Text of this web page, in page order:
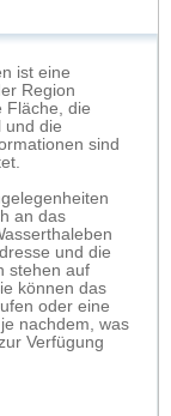
ist eine
Region
Fläche, die
und die
sind
an das
und die
stehen auf
können das
oder eine
nachdem, was
Verfügung